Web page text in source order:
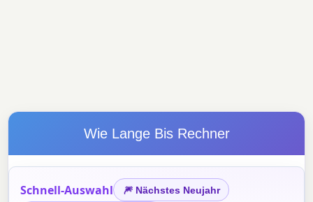
Wie Lange Bis Rechner
Schnell-Auswahl 🎆 Nächstes Neujahr